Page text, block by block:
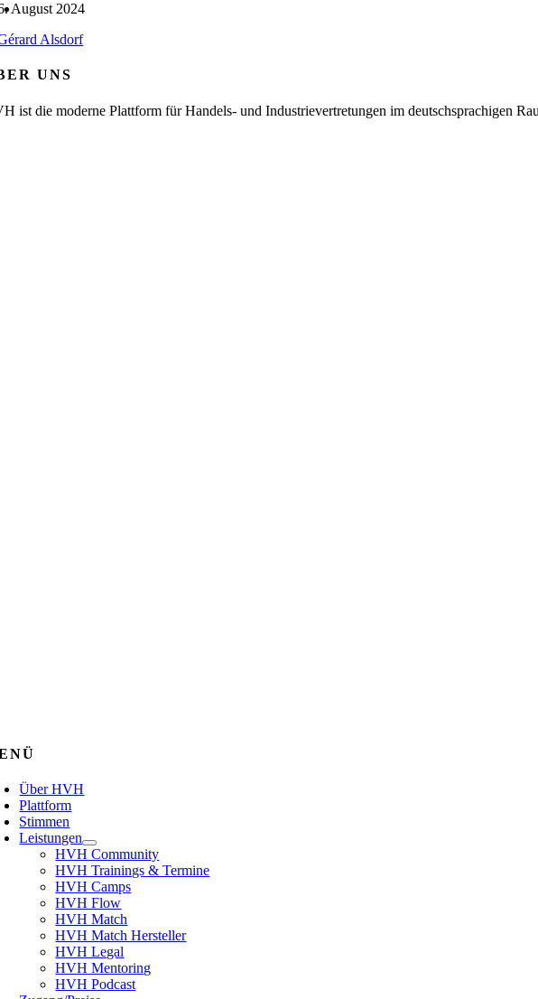
August 2024
Alsdorf
UNS
ist die moderne Plattform für Handels- und Industrievertretungen im deutschsprachigen
Über HVH
Plattform
Stimmen
Leistungen
HVH Community
HVH Trainings & Termine
HVH Camps
HVH Flow
HVH Match
HVH Match Hersteller
HVH Legal
HVH Mentoring
HVH Podcast